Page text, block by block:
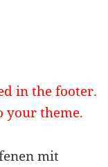
in the footer.
your theme.
mit